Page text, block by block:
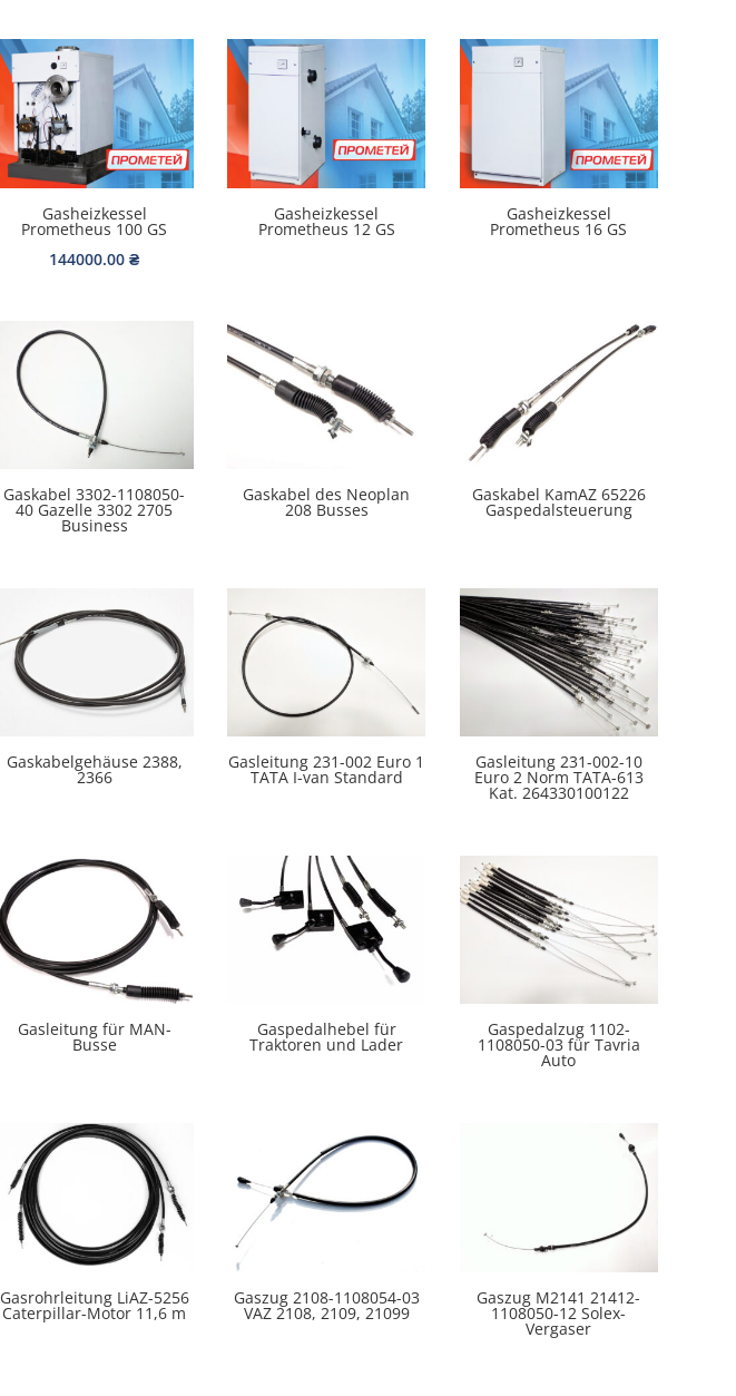
Gasheizkessel
Prometheus 100 GS
144000.00₴
Gasheizkessel
Prometheus 12 GS
Gasheizkessel
Prometheus 16 GS
Gaskabel 3302-1108050-
40 Gazelle 3302 2705
Business
Gaskabel des Neoplan
208 Busses
Gaskabel KamAZ 65226
Gaspedalsteuerung
Gaskabelgehäuse 2388,
2366
Gasleitung 231-002 Euro 1
TATA I-van Standard
Gasleitung 231-002-10
Euro 2 Norm TATA-613
Kat. 264330100122
Gasleitung für MAN-
Busse
Gaspedalhebel für
Traktoren und Lader
Gaspedalzug 1102-
1108050-03 für Tavria
Auto
Gasrohrleitung LiAZ-5256
Caterpillar-Motor 11,6 m
Gaszug 2108-1108054-03
VAZ 2108, 2109, 21099
Gaszug M2141 21412-
1108050-12 Solex-
Vergaser